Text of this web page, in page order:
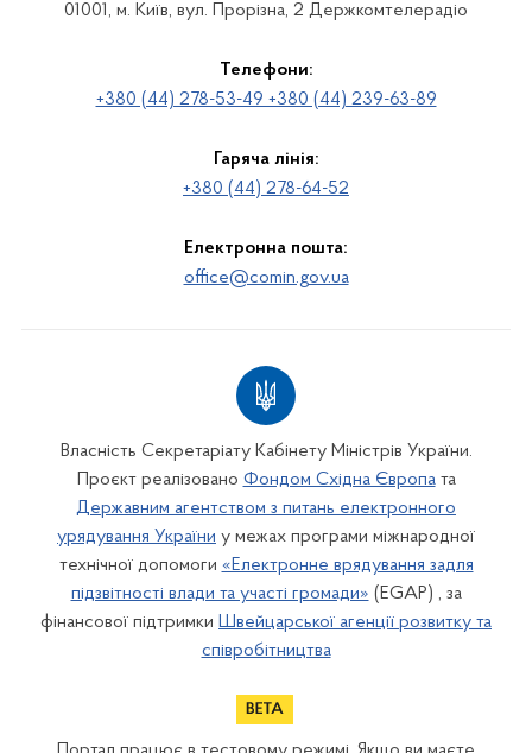
01001, м. Київ, вул. Прорізна, 2 Держкомтелерадіо
Телефони:
+380 (44) 278-53-49 +380 (44) 239-63-89
Гаряча лінія:
+380 (44) 278-64-52
Електронна пошта:
office@comin.gov.ua
Власність Секретаріату Кабінету Міністрів України.
Проєкт реалізовано Фондом Східна Європата
Державним агентством з питань електронного
урядування України у межах програми міжнародної
технічної допомоги «Електронне врядування задля
підзвітності влади та участі громади» (EGAP) , за
фінансової підтримки Швейцарської агенції розвитку та
співробітництва